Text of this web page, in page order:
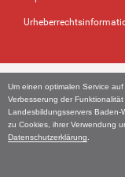
Um einen optimalen Service
Verbesserung der
Landesbildungsservers Baden-
zu Cookies, ihrer Verwendung
Datenschutzerklärung